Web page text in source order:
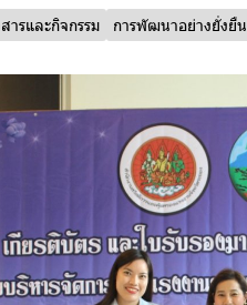
ารและกิจกรรม การพัฒนาอย่างยั่งยืน